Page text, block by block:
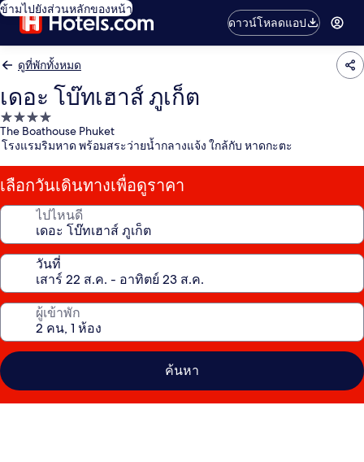
ข้ามไปยังส่วนหลักของหน้า
ดาวน์โหลดแอป
ดูที่พักทั้งหมด
เดอะ โบ๊ทเฮาส์ ภูเก็ต
ที่พัก
4.0
The Boathouse Phuket
โรงแรมริมหาด พร้อมสระว่ายน้ำกลางแจ้ง ใกล้กับ หาดกะตะ
เลือกวันเดินทางเพื่อดูราคา
ไปไหนดี
วันที่
ผู้เข้าพัก
ค้นหา